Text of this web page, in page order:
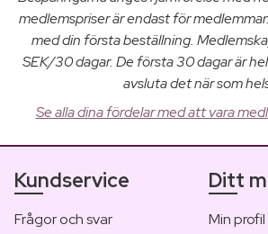
medlemspriser är endast för
med din första beställning.
SEK/30 dagar. De första 30 dagar är
avsluta det när som
Se alla dina fördelar med att vara
Kundservice
Frågor och svar
Ditt
Min profil